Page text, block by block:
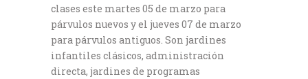
clases este martes 05 de marzo para
párvulos nuevos y el jueves 07 de marzo
para párvulos antiguos. Son jardines
infantiles clásicos, administración
directa, jardines de programas